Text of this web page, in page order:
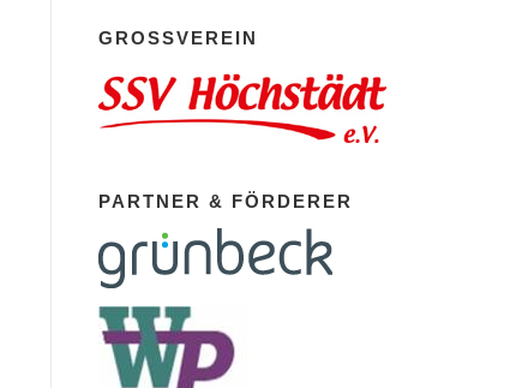
GROSSVEREIN
PARTNER & FÖRDERER